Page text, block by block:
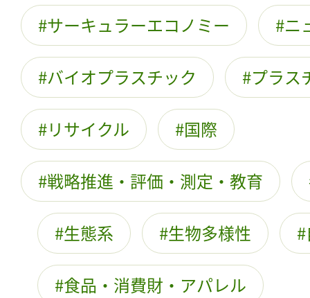
サーキュラーエコノミー ニ
バイオプラスチック プラス
リサイクル 国際
戦略推進・評価・測定・教育
生態系 生物多様性
食品・消費財・アパレル